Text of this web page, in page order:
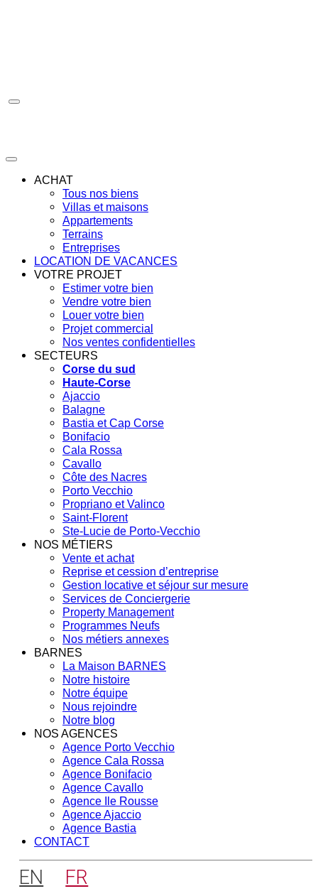
ACHAT
Tous nos biens
Villas et maisons
Appartements
Terrains
Entreprises
LOCATION DE VACANCES
VOTRE PROJET
Estimer votre bien
Vendre votre bien
Louer votre bien
Projet commercial
Nos ventes confidentielles
SECTEURS
Corse du sud
Haute-Corse
Ajaccio
Balagne
Bastia et Cap Corse
Bonifacio
Cala Rossa
Cavallo
Côte des Nacres
Porto Vecchio
Propriano et Valinco
Saint-Florent
Ste-Lucie de Porto-Vecchio
NOS MÉTIERS
Vente et achat
Reprise et cession d’entreprise
Gestion locative et séjour sur mesure
Services de Conciergerie
Property Management
Programmes Neufs
Nos métiers annexes
BARNES
La Maison BARNES
Notre histoire
Notre équipe
Nous rejoindre
Notre blog
NOS AGENCES
Agence Porto Vecchio
Agence Cala Rossa
Agence Bonifacio
Agence Cavallo
Agence Ile Rousse
Agence Ajaccio
Agence Bastia
CONTACT
EN FR